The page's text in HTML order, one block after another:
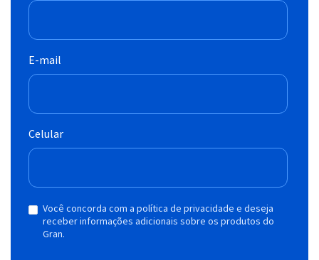
E-mail
Celular
Você concorda com a política de privacidade e deseja
receber informações adicionais sobre os produtos do
Gran.